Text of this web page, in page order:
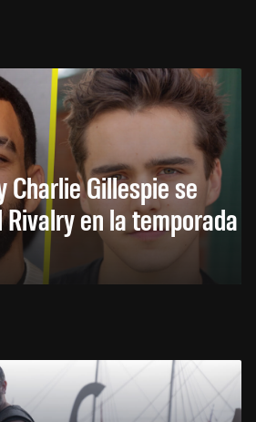
Charlie Gillespie se
en la temporada